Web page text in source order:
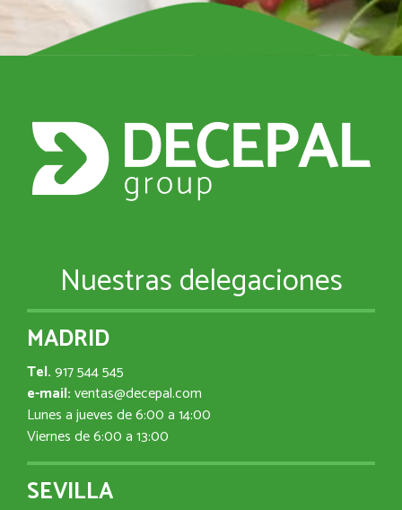
Nuestras delegaciones
MADRID
Tel.917 544 545
e-mail:ventas@decepal.com
Lunes a jueves de 6:00 a 14:00
Viernes de 6:00 a 13:00
SEVILLA